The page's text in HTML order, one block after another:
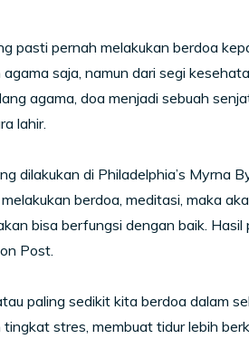
pasti pernah melakukan berdoa
saja, namun dari segi
agama, doa menjadi sebuah
lahir.
dilakukan di Philadelphia’s Myrna
berdoa, meditasi, maka
bisa berfungsi dengan baik.
Post.
paling sedikit kita berdoa dalam
stres, membuat tidur lebih